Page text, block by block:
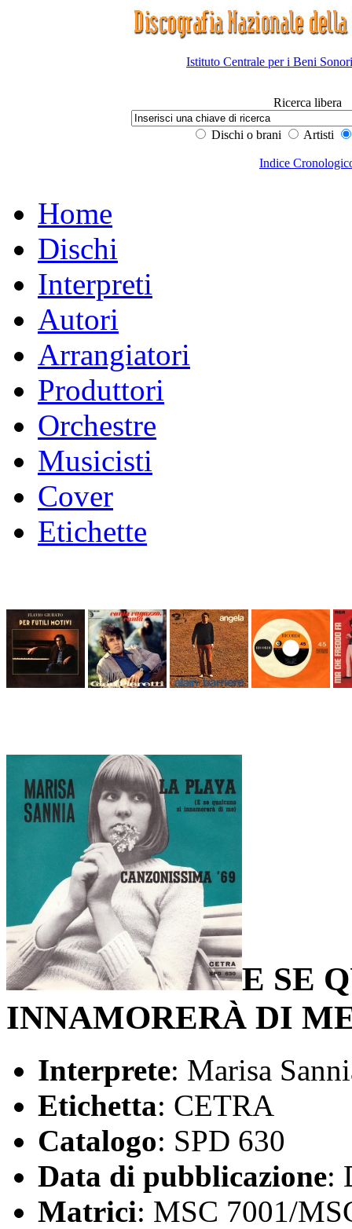
Istituto Centrale per i Beni
Ricerca libera
Dischi o brani Artisti
Indice
Home
Dischi
Interpreti
Autori
Arrangiatori
Produttori
Orchestre
Musicisti
Cover
Etichette
E SE
INNAMORERÀ DI
Interprete: Marisa
Etichetta: CETRA
Catalogo: SPD 630
Data di pubblicazione:
Matrici: MSC 7001/